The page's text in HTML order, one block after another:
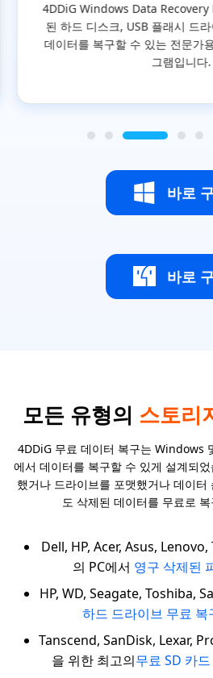
4DDiG Windows Data Recovery
된 하드 디스크, USB 플래시 드
데이터를 복구할 수 있는 전문가
그램입니다.
바로
바로
모든 유형의 스토리
4DDiG 무료 데이터 복구는 Windows
에서 데이터를 복구할 수 있게 설계되
했거나 드라이브를 포맷했거나 데이터
도 삭제된 데이터를 무료로
Dell, HP, Acer, Asus,
의 PC에서 영구 삭제된
HP, WD, Seagate, Toshiba,
하드 드라이브 무료 복
Tanscend, SanDisk, Lexar,
을 위한 최고의무료 SD 카